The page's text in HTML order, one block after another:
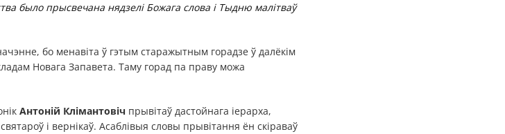
было прысвечана нядзелі Божага слова і Тыдню малітваў
бо менавіта ў гэтым старажытным горадзе ў далёкім
Новага Запавета. Таму горад па праву можа
Антоній Клімантовіч прывітаў дастойнага іерарха,
і вернікаў. Асаблівыя словы прывітання ён скіраваў